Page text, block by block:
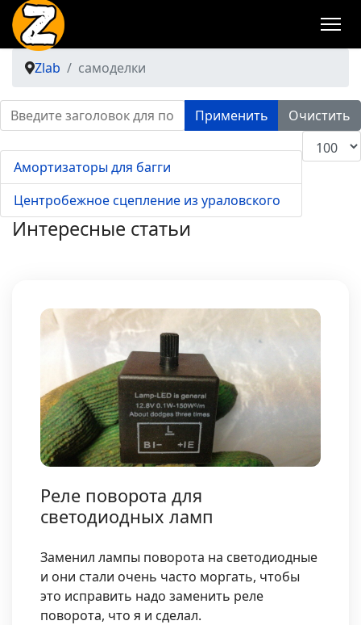
Zlab самоделки
Введите заголовок для поиска...Применить
Очистить
Кол-во
Амортизаторы для багги
Центробежное сцепление из ураловского
Интересные статьи
Реле поворота для
светодиодных ламп
Заменил лампы поворота на светодиодные
и они стали очень часто моргать, чтобы
это исправить надо заменить реле
поворота, что я и сделал.